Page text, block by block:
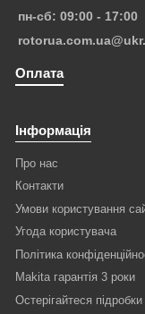
пн-сб: 09:00 - 17:00
Оплата
Інформація
Про нас
Контакти
Умови користування
Угода користувача
Політика
Makita гарантія 3 роки
Остерігайтеся підробки